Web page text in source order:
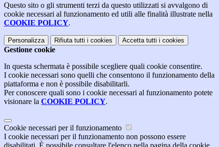
Questo sito o gli strumenti terzi da questo utilizzati si avvalgono di
cookie necessari al funzionamento ed utili alle finalità illustrate nella
COOKIE POLICY.
Personalizza Rifiuta tutti i cookies Accetta tutti i cookies
Gestione cookie
In questa schermata è possibile scegliere quali cookie consentire.
I cookie necessari sono quelli che consentono il funzionamento della
piattaforma e non è possibile disabilitarli.
Per conoscere quali sono i cookie necessari al funzionamento potete
visionare la COOKIE POLICY.
Cookie necessari per il funzionamento
I cookie necessari per il funzionamento non possono essere
disabilitati. È possibile consultare l'elenco nella pagina della cookie